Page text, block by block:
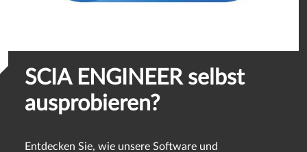
SCIA ENGINEER selbst
ausprobieren?
Entdecken Sie, wie unsere Software und